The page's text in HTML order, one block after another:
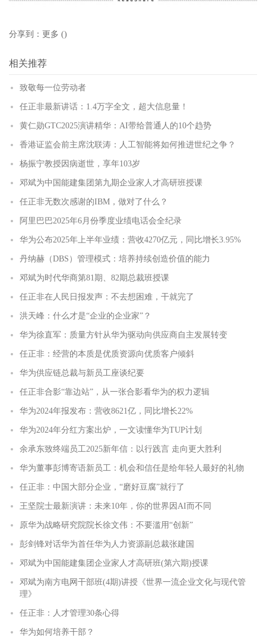
分享到： 更多 ()
相关推荐
致敬每一位劳动者
任正非最新讲话：1.4万字全文，超大信息量！
黄仁勋GTC2025演讲精华：AI带给普通人的10个趋势
香港证监会前主席沈联涛：人工智能将如何推进世纪之争？
杨振宁教授因病逝世，享年103岁
邓斌为中国能建集团第九期企业家人才高研班授课
任正非无数次感谢的IBM，做对了什么？
阿里巴巴2025年6月份季度业绩电话会全纪录
华为公布2025年上半年业绩：营收4270亿元，同比增长3.95%
丹纳赫（DBS）管理模式：培养持续创造价值的能力
邓斌为时代华商第81期、82期总裁班授课
任正非在人民日报发声：不去想困难，干就完了
洪天峰：什么才是“企业的企业家”？
华为徐直军：质量方针从华为驱动向供应商自主发展转变
任正非：经营的本质是优质资源向优质客户倾斜
华为供应链总裁与新员工座谈纪要
任正非合影“靠边站”，从一张合影看华为的权力逻辑
华为2024年报发布：营收8621亿，同比增长22%
华为2024年分红方案出炉，一文读懂华为TUP计划
余承东致终端员工2025新年信：以行践言 走向更大胜利
华为董事彭博寄语新员工：机会和信任是给年轻人最好的礼物
任正非：中国大部分企业，“磨好豆腐”就行了
王坚院士最新演讲：未来10年，你的世界因AI而不同
原华为战略研究院院长徐文伟：不要滥用“创新”
彭剑锋对话华为首任华为人力资源副总裁张建国
邓斌为中国能建集团企业家人才高研班(第六期)授课
邓斌为南方电网干部班(4期)讲授《世界一流企业文化与现代管
理》
任正非：人才管理30条心得
华为如何培养干部？